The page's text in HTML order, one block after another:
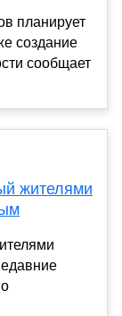
планирует
создание
сообщает
жителями